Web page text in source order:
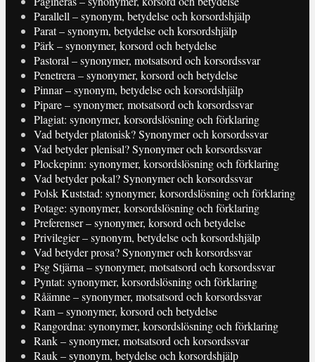
Parallell – synonym, betydelse och korsordshjälp
Parat – synonym, betydelse och korsordshjälp
Pärk – synonymer, korsord och betydelse
Pastoral – synonymer, motsatsord och korsordssvar
Penetrera – synonymer, korsord och betydelse
Pinnar – synonym, betydelse och korsordshjälp
Pipare – synonymer, motsatsord och korsordssvar
Plagiat: synonymer, korsordslösning och förklaring
Vad betyder platonisk? Synonymer och korsordssvar
Vad betyder plenisal? Synonymer och korsordssvar
Plockepinn: synonymer, korsordslösning och förklaring
Vad betyder pokal? Synonymer och korsordssvar
Polsk Kuststad: synonymer, korsordslösning och förklaring
Potage: synonymer, korsordslösning och förklaring
Preferenser – synonymer, korsord och betydelse
Privilegier – synonym, betydelse och korsordshjälp
Vad betyder prosa? Synonymer och korsordssvar
Psg Stjärna – synonymer, motsatsord och korsordssvar
Pyntat: synonymer, korsordslösning och förklaring
Råämne – synonymer, motsatsord och korsordssvar
Ram – synonymer, korsord och betydelse
Rangordna: synonymer, korsordslösning och förklaring
Rank – synonymer, motsatsord och korsordssvar
Rauk – synonym, betydelse och korsordshjälp